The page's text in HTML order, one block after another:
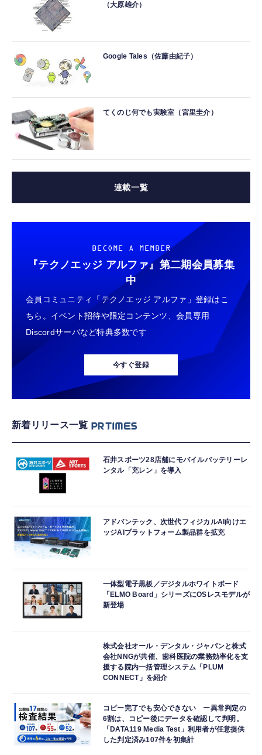
（大原雄介）
Google Tales（佐藤由紀子）
てくのじ何でも実験室（宮里圭介）
連載一覧
BECOME A MEMBER
『テクノエッジ アルファ』 第二期会員募集
中
会員コミュニティ「テクノエッジ アルファ」登録はこ
ちら。イベント招待や限定コンテンツ、会員専用
Discordサーバなど特典多数です
今すぐ登録
新着リリース一覧
石井スポーツ28店舗にモバイルバッテリーレ
ンタル「充レン」を導入
アドバンテック、次世代フィジカルAI向けエ
ッジAIプラットフォーム製品群を拡充
一体型電子黒板／デジタルホワイトボード
「ELMO Board」シリーズにOSレスモデルが
新登場
株式会社オール・デンタル・ジャパンと株式
会社NNGが共催、歯科医院の業務効率化を支
援する院内一括管理システム「PLUM
CONNECT」を紹介
コピー完了でも安心できない ー異常判定の
6割は、コピー後にデータを確認して判明。
「DATA119 Media Test」利用者が任意提供
した判定済み107件を初集計